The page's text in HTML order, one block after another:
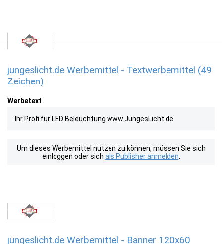
jungeslicht.de Werbemittel - Textwerbemittel (49
Zeichen)
Werbetext
Ihr Profi für LED Beleuchtung www.JungesLicht.de
Um dieses Werbemittel nutzen zu können, müssen Sie sich
einloggen oder sich als Publisher anmelden
jungeslicht.de Werbemittel - Banner 120x60